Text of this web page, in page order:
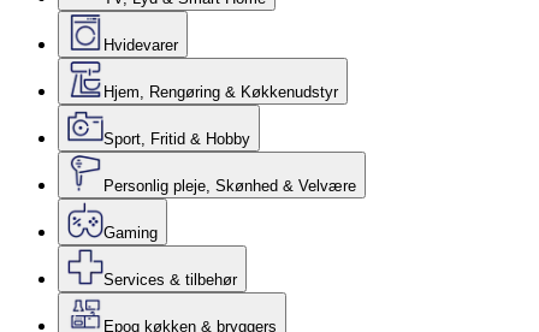
Hvidevarer
Hjem, Rengøring & Køkkenudstyr
Sport, Fritid & Hobby
Personlig pleje, Skønhed & Velvære
Gaming
Services & tilbehør
Epoq køkken & bryggers